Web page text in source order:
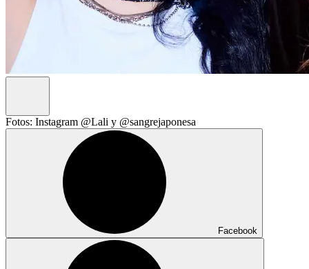
Fotos: Instagram @Lali y @sangrejaponesa
Facebook